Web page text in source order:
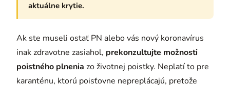
aktuálne krytie.
Ak ste museli ostať PN alebo vás nový koronavírus
inak zdravotne zasiahol, prekonzultujte možnosti
poistného plnenia zo životnej poistky. Neplatí to pre
karanténu, ktorú poisťovne nepreplácajú, pretože